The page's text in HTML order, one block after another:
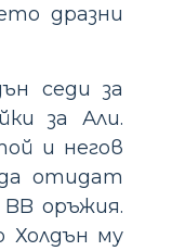
дразни
седи за
за Али.
и негов
отидат
оръжия.
Холдън му